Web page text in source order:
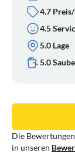
4.7
4.5
5.0 Lage
5.0
Die
in unseren